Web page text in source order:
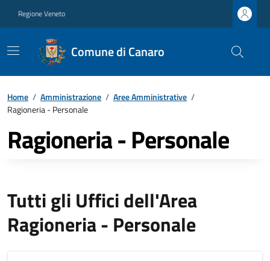
Regione Veneto
Comune di Canaro
Home / Amministrazione / Aree Amministrative /
Ragioneria - Personale
Ragioneria - Personale
Tutti gli Uffici dell'Area
Ragioneria - Personale